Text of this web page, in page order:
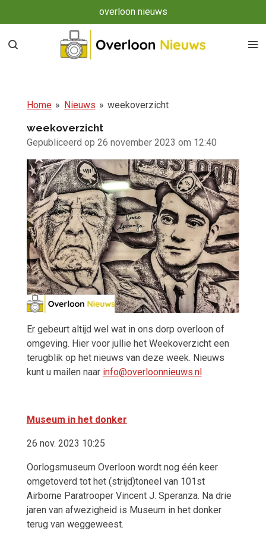
direct
naar
overloon nieuws
Home » Nieuws » weekoverzicht
weekoverzicht
Gepubliceerd op 26 november 2023 om 12:40
Er gebeurt altijd wel wat in ons dorp overloon of
omgeving. Hier voor jullie het Weekoverzicht een
terugblik op het nieuws van deze week. Nieuws
kunt u mailen naar info@overloonnieuws.nl
Museum in het donker
26 nov. 2023 10:25
Oorlogsmuseum Overloon wordt nog één keer
omgetoverd tot het (strijd)toneel van 101st
Airborne Paratrooper Vincent J. Speranza. Na drie
jaren van afwezigheid is Museum in het donker
terug van weggeweest.